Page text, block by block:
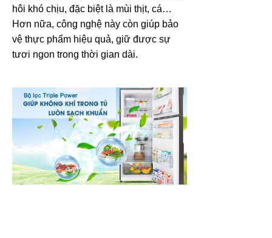
hôi khó chịu, đặc biệt là mùi thịt, cá…
Hơn nữa, công nghệ này còn giúp bảo
vệ thực phẩm hiệu quả, giữ được sự
tươi ngon trong thời gian dài.